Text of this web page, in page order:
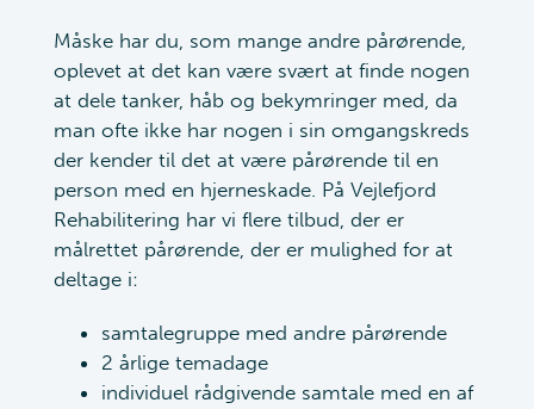
Måske har du, som mange andre pårørende,
oplevet at det kan være svært at finde nogen
at dele tanker, håb og bekymringer med, da
man ofte ikke har nogen i sin omgangskreds
der kender til det at være pårørende til en
person med en hjerneskade. På Vejlefjord
Rehabilitering har vi flere tilbud, der er
målrettet pårørende, der er mulighed for at
deltage i:
samtalegruppe med andre pårørende
2 årlige temadage
individuel rådgivende samtale med en af